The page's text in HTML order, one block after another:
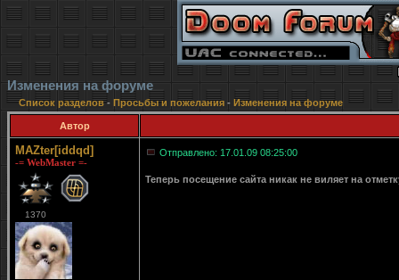
Изменения на форуме
Список разделов- Просьбы и пожелания - Изменения на форуме
Автор
MAZter[iddqd]
-= WebMaster =-
1370
Отправлено: 17.01.09 08:25:00
Теперь посещение сайта никак не виляет на